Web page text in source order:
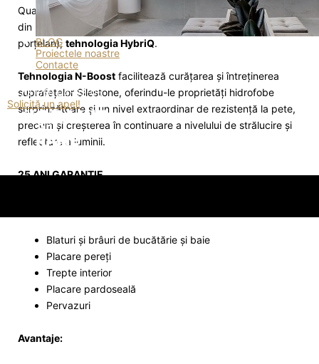
BLOG
Proiectele noastre
Contacte
+373 (79) 04-02-05
Solicită un apel!
QuartzSilestone
este o suprafață inovativă, hibridă, creată
din minerale premium, cuarț și materiale reciclate (sticlă,
porțelan), tehnologia HybriQ.
Tehnologia N-Boost facilitează curățarea și întreținerea
suprafețelor Silestone, oferindu-le proprietăți hidrofobe
surprinzătoare și un nivel extraordinar de rezistență la pete,
precum și creșterea în continuare a nivelului de strălucire și
reflectare a luminii.
25 ANI GARANȚIE
Blaturi și brâuri de bucătărie și baie
Placare pereți
Trepte interior
Placare pardoseală
Pervazuri
Avantaje: